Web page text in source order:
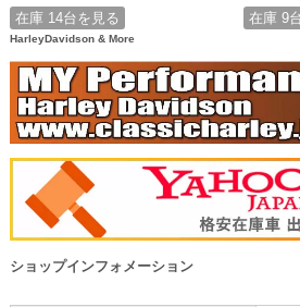
在庫 14台を見る
在庫 9
HarleyDavidson & More
ショップインフォメーション